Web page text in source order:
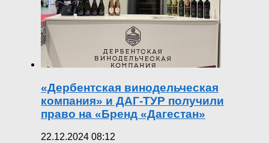
«Дербентская винодельческая
компания» и ДАГ-ТУР получили
право на «Бренд «Дагестан»
22.12.2024 08:12